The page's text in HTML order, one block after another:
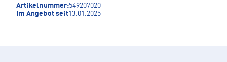
Artikelnummer:549207020
Im Angebot seit13.01.2025